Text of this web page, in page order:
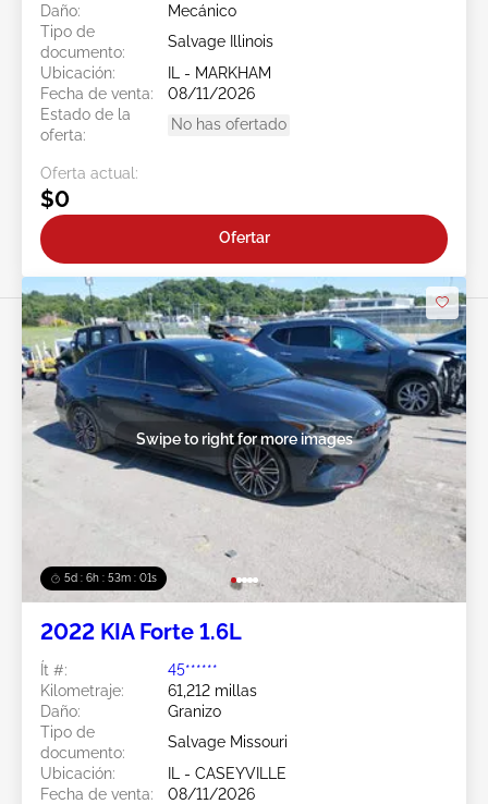
Daño:
Mecánico
Tipo de
documento:
Salvage Illinois
Ubicación:
IL - MARKHAM
Fecha de venta:
08/11/2026
Estado de la
oferta:
No has ofertado
Oferta actual:
$0
Ofertar
5d : 6h : 52m : 58s
Swipe to right for more images
2022 KIA Forte 1.6L
Ít #:
45******
Kilometraje:
61,212 millas
Daño:
Granizo
Tipo de
documento:
Salvage Missouri
Ubicación:
IL - CASEYVILLE
Fecha de venta:
08/11/2026